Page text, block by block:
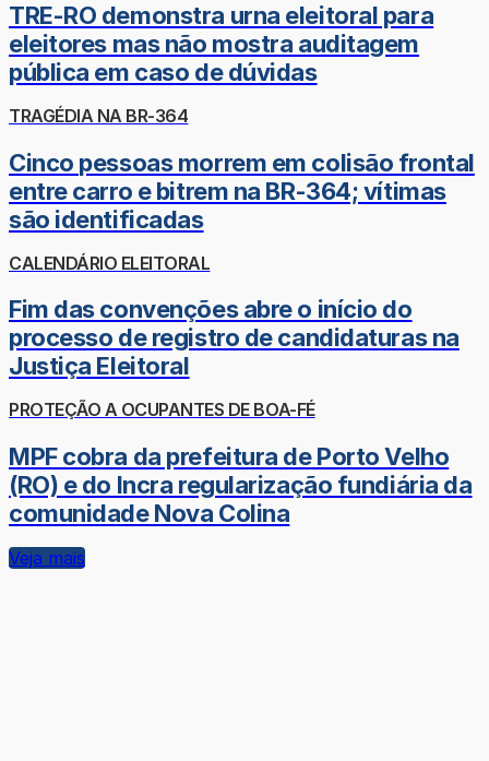
TRE-RO demonstra urna eleitoral para
eleitores mas não mostra auditagem
pública em caso de dúvidas
TRAGÉDIA NA BR-364
Cinco pessoas morrem em colisão frontal
entre carro e bitrem na BR-364; vítimas
são identificadas
CALENDÁRIO ELEITORAL
Fim das convenções abre o início do
processo de registro de candidaturas na
Justiça Eleitoral
PROTEÇÃO A OCUPANTES DE BOA-FÉ
MPF cobra da prefeitura de Porto Velho
(RO) e do Incra regularização fundiária da
comunidade Nova Colina
Veja mais